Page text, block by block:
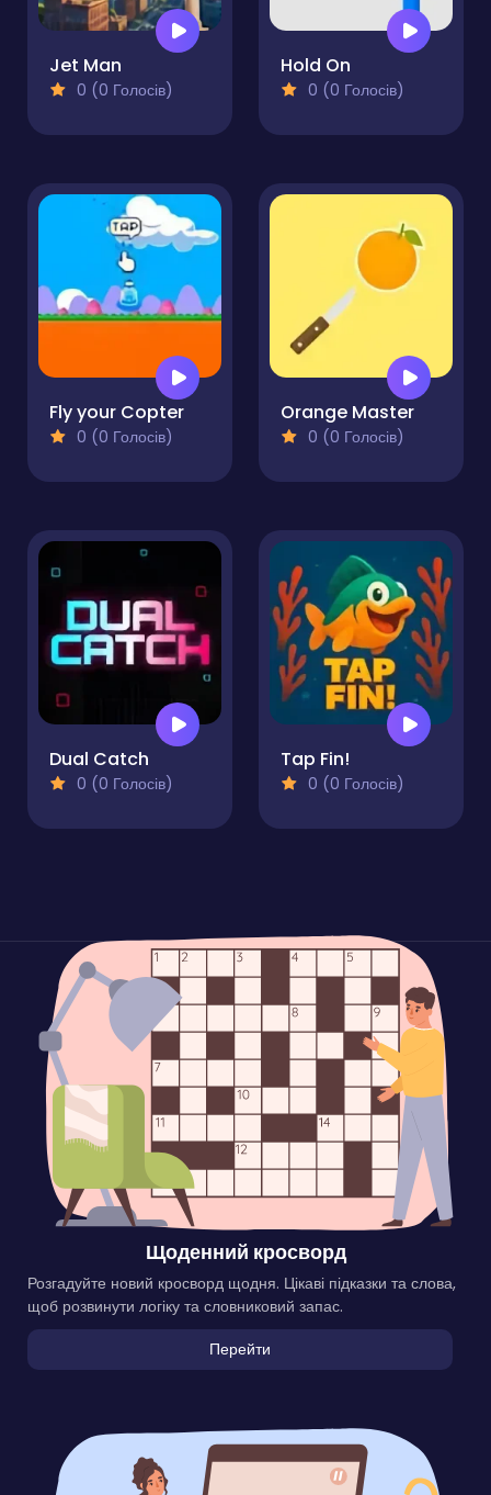
Jet Man
0 (0 Голосів)
Hold On
0 (0 Голосів)
Fly your Copter
0 (0 Голосів)
Orange Master
0 (0 Голосів)
Dual Catch
0 (0 Голосів)
Tap Fin!
0 (0 Голосів)
Щоденний кросворд
Розгадуйте новий кросворд щодня. Цікаві підказки та слова,
щоб розвинути логіку та словниковий запас.
Перейти